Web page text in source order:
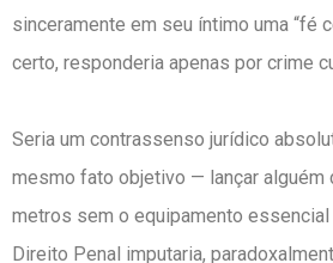
sinceramente em seu íntimo uma “fé
certo, responderia apenas por crime
Seria um contrassenso jurídico
mesmo fato objetivo — lançar alguém
metros sem o equipamento
Direito Penal imputaria,